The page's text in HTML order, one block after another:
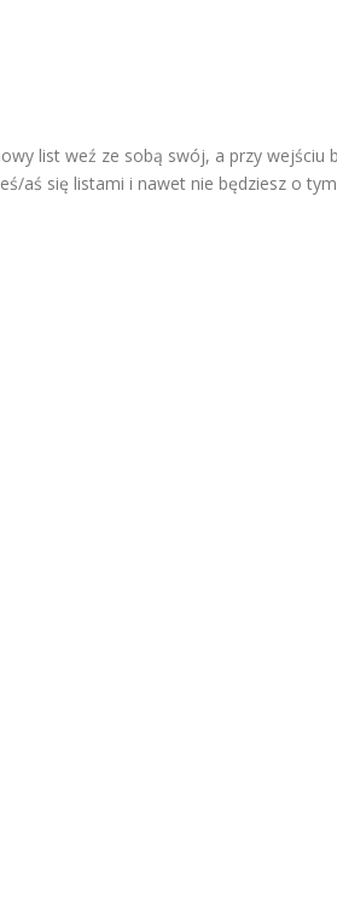
list weź ze sobą swój, a przy wejściu
aś się listami i nawet nie będziesz o